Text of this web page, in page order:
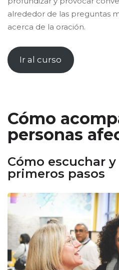
alrededor de las preguntas
acerca de la oración.
Ir al curso
Cómo
personas
Cómo escuchar
primeros pasos